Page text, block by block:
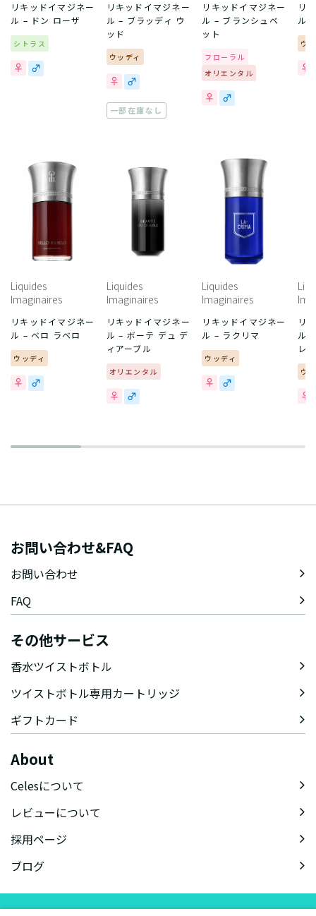
リキッドイマジネー
ル – ドン ローザ
シトラス
リキッドイマジネー
ル – ブラッディ ウ
ッド
ウッディ
一部在庫なし
リキッドイマジネー
ル – ブランシュベ
ット
フローラル
オリエンタル
リ
ル
ウ
Liquides
Imaginaires
リキッドイマジネー
ル – ベロ ラベロ
ウッディ
Liquides
Imaginaires
リキッドイマジネー
ル – ボーテ デュ デ
ィアーブル
オリエンタル
Liquides
Imaginaires
リキッドイマジネー
ル – ラクリマ
ウッディ
リ
ル
レ
ウ
お問い合わせ&FAQ
お問い合わせ
FAQ
その他サービス
香水ツイストボトル
ツイストボトル専用カートリッジ
ギフトカード
About
Celesについて
レビューについて
採用ページ
ブログ